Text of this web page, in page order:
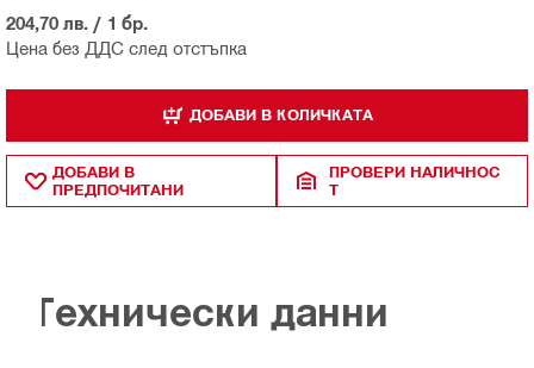
Цена без ДДС след отстъпка
204,70 лв. / 1 бр.
ДОБАВИ В КОЛИЧКАТА
ДОБАВИ В
ПРЕДПОЧИТАНИ
ПРОВЕРИ НАЛИЧНОС
Т
Технически данни